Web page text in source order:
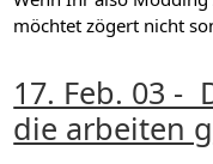
möchtet zögert nicht
17. Feb. 03 -
die arbeiten